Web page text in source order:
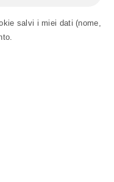
salvi i miei dati (nome,